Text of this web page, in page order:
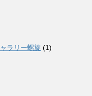
ラリー螺旋 (1)